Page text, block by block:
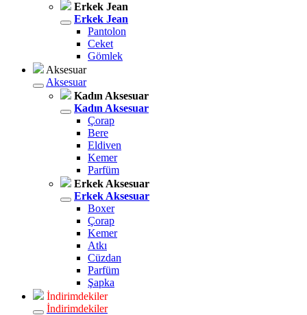
Erkek Jean
Erkek Jean
Pantolon
Ceket
Gömlek
Aksesuar
Aksesuar
Kadın Aksesuar
Kadın Aksesuar
Çorap
Bere
Eldiven
Kemer
Parfüm
Erkek Aksesuar
Erkek Aksesuar
Boxer
Çorap
Kemer
Atkı
Cüzdan
Parfüm
Şapka
İndirimdekiler
İndirimdekiler